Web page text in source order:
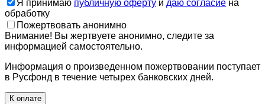
Я принимаю публичную оферту и даю согласие на
обработку
Пожертвовать анонимно
Внимание! Вы жертвуете анонимно, следите за
информацией самостоятельно.
Информация о произведенном пожертвовании поступает
в Русфонд в течение четырех банковских дней.
К оплате